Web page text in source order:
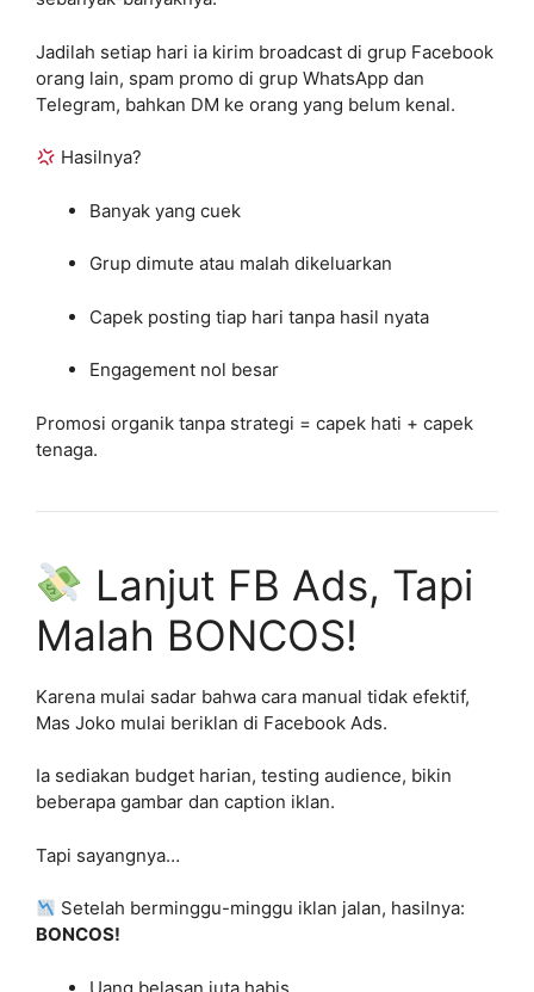
Jadilah setiap hari ia kirim broadcast di grup Facebook
orang lain, spam promo di grup WhatsApp dan
Telegram, bahkan DM ke orang yang belum kenal.
Hasilnya?
Banyak yang cuek
Grup dimute atau malah dikeluarkan
Capek posting tiap hari tanpa hasil nyata
Engagement nol besar
Promosi organik tanpa strategi = capek hati + capek
tenaga.
Lanjut FB Ads, Tapi
Malah BONCOS!
Karena mulai sadar bahwa cara manual tidak efektif,
Mas Joko mulai beriklan di Facebook Ads.
Ia sediakan budget harian, testing audience, bikin
beberapa gambar dan caption iklan.
Tapi sayangnya…
Setelah berminggu-minggu iklan jalan, hasilnya:
BONCOS!
Uang belasan juta habis